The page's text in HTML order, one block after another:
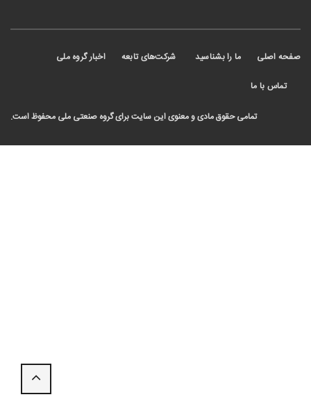
اصلی ما را بشناسید شرکت‌های تابعه اخبار گروه ملی
با ما
تمامی حقوق مادی و معنوی این سایت برای گروه صنعتی ملی محفوظ است.